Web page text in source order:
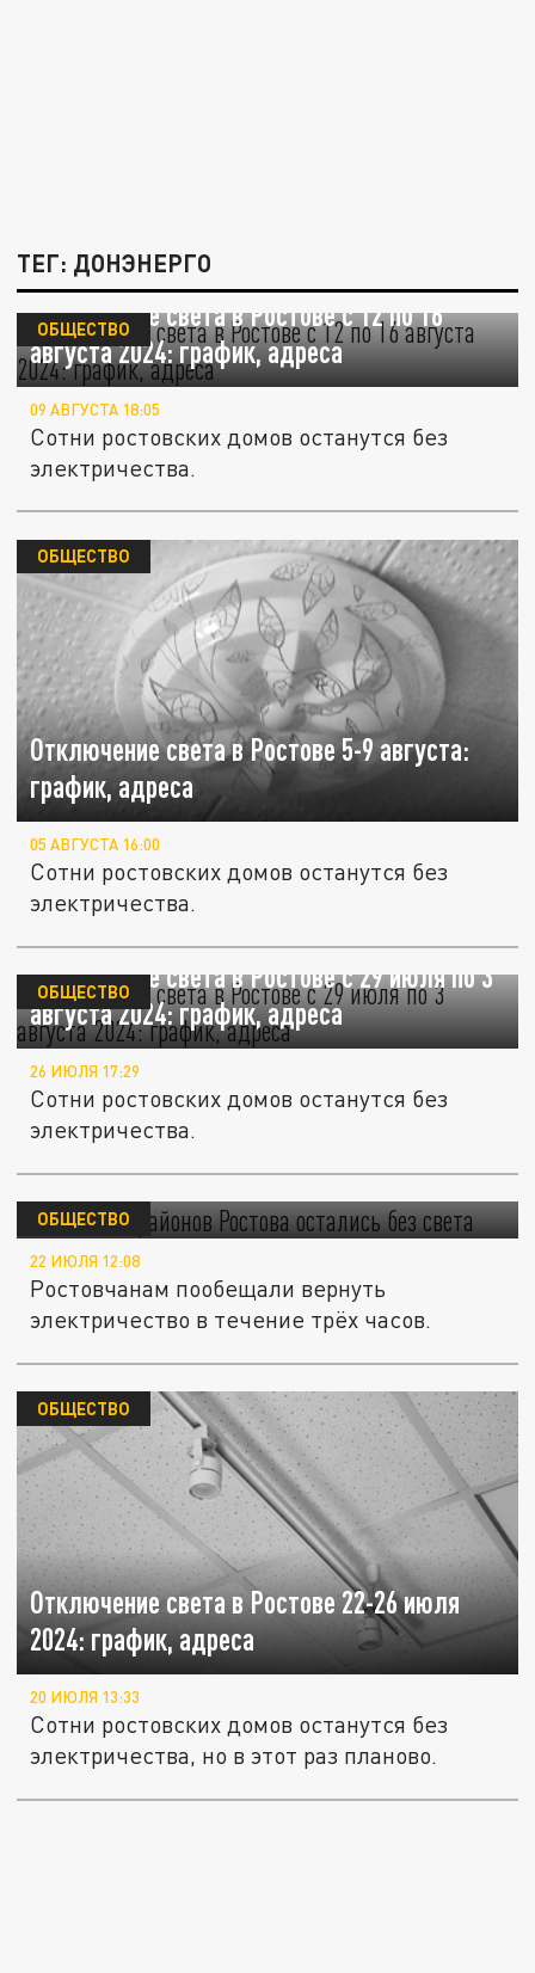
ТЕГ: ДОНЭНЕРГО
Отключение света в Ростове с 12 по 16
августа 2024: график, адреса
ОБЩЕСТВО
09 АВГУСТА 18:05
Сотни ростовских домов останутся без
электричества.
Отключение света в Ростове 5-9 августа:
график, адреса
ОБЩЕСТВО
05 АВГУСТА 16:00
Сотни ростовских домов останутся без
электричества.
Отключение света в Ростове с 29 июля по 3
августа 2024: график, адреса
ОБЩЕСТВО
26 ИЮЛЯ 17:29
Сотни ростовских домов останутся без
электричества.
Несколько районов Ростова остались без
света
ОБЩЕСТВО
22 ИЮЛЯ 12:08
Ростовчанам пообещали вернуть
электричество в течение трёх часов.
Отключение света в Ростове 22-26 июля
2024: график, адреса
ОБЩЕСТВО
20 ИЮЛЯ 13:33
Сотни ростовских домов останутся без
электричества, но в этот раз планово.